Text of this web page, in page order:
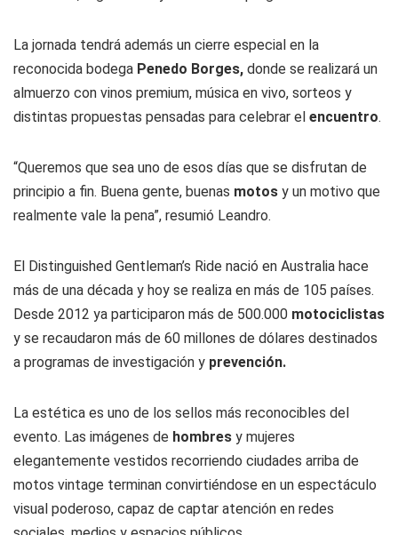
La jornada tendrá además un cierre especial en la
reconocida bodega Penedo Borges, donde se realizará un
almuerzo con vinos premium, música en vivo, sorteos y
distintas propuestas pensadas para celebrar el encuentro.
“Queremos que sea uno de esos días que se disfrutan de
principio a fin. Buena gente, buenas motos y un motivo que
realmente vale la pena”, resumió Leandro.
El Distinguished Gentleman’s Ride nació en Australia hace
más de una década y hoy se realiza en más de 105 países.
Desde 2012 ya participaron más de 500.000 motociclistas
y se recaudaron más de 60 millones de dólares destinados
a programas de investigación y prevención.
La estética es uno de los sellos más reconocibles del
evento. Las imágenes de hombres y mujeres
elegantemente vestidos recorriendo ciudades arriba de
motos vintage terminan convirtiéndose en un espectáculo
visual poderoso, capaz de captar atención en redes